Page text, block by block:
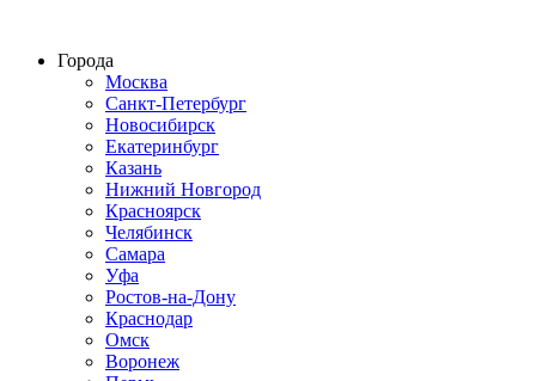
Города
Москва
Санкт-Петербург
Новосибирск
Екатеринбург
Казань
Нижний Новгород
Красноярск
Челябинск
Самара
Уфа
Ростов-на-Дону
Краснодар
Омск
Воронеж